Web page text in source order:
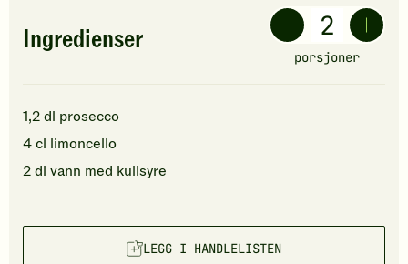
Ingredienser
porsjoner
1,2dl prosecco
4cl limoncello
2dl vann med kullsyre
LEGG I HANDLELISTEN